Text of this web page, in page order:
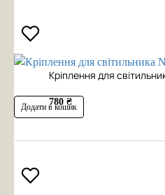
Кріплення для
780 ₴
Додати в кошик